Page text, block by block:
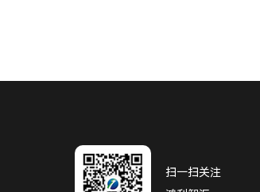
扫一扫关注